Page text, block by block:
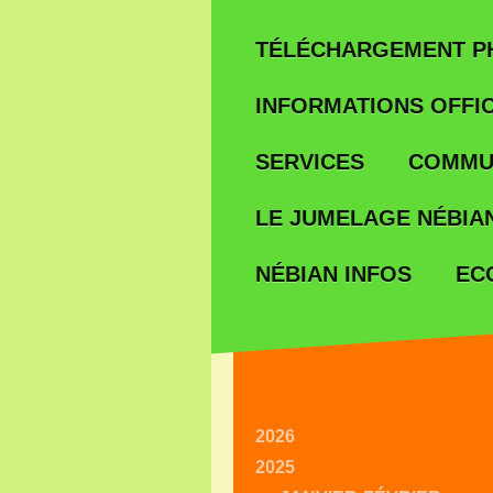
TÉLÉCHARGEMENT
INFORMATIONS
SERVICES
LE JUMELAGE
NÉBIAN INFOS
2026
2025